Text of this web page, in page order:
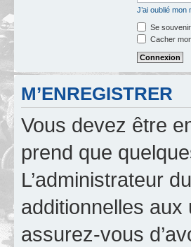
J’ai oublié mon
Se
Cacher
M’ENREGISTRER
Vous devez être
prend que
L’administrateur
additionnelles
assurez-vous